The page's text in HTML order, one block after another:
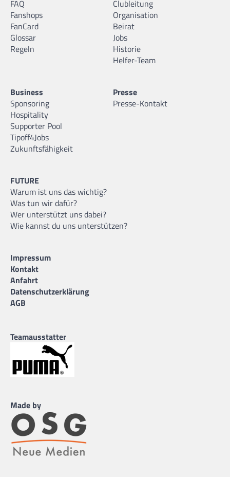
FAQ
Fanshops
FanCard
Glossar
Regeln
Clubleitung
Organisation
Beirat
Jobs
Historie
Helfer-Team
Business
Sponsoring
Hospitality
Supporter Pool
Tipoff4Jobs
Zukunftsfähigkeit
Presse
Presse-Kontakt
FUTURE
Warum ist uns das wichtig?
Was tun wir dafür?
Wer unterstützt uns dabei?
Wie kannst du uns unterstützen?
Impressum
Kontakt
Anfahrt
Datenschutzerklärung
AGB
Teamausstatter
Made by